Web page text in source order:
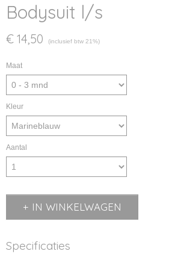
Bodysuit l/s
€ 14,50 (inclusief btw 21%)
Maat
Kleur
Aantal
IN WINKELWAGEN
Specificaties